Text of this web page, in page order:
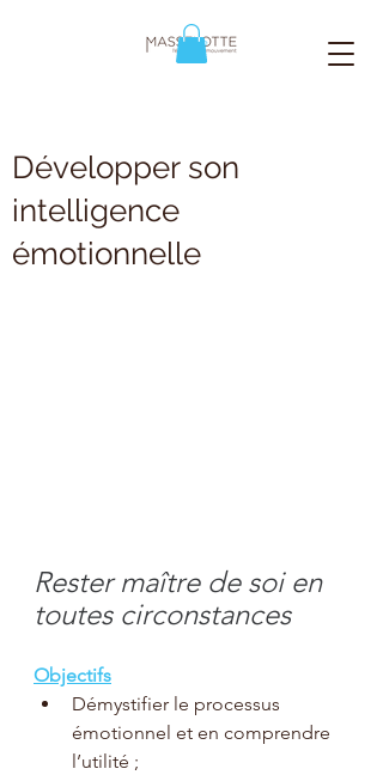
Développer son
intelligence
émotionnelle
Rester maître de soi en
toutes circonstances
Objectifs
Démystifier le processus
émotionnel et en comprendre
l’utilité ;